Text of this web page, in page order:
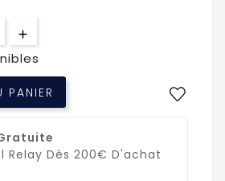
PANIER
Relay Dès 200€ D'achat